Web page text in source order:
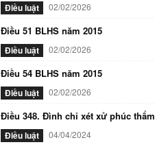
Điều luật 02/02/2026
Điều 51 BLHS năm 2015
Điều luật 02/02/2026
Điều 54 BLHS năm 2015
Điều luật 02/02/2026
Điều 348. Đình chỉ xét xử phúc thẩm
Điều luật 04/04/2024